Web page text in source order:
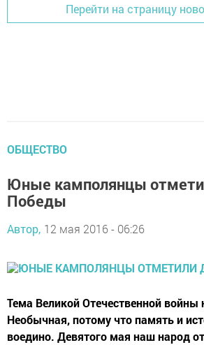
Перейти на страницу
ОБЩЕСТВО
Юные камполянцы
Победы
Автор, 12 мая 2016 - 06:26
Тема Великой Отечественной
Необычная, потому что память и
воедино. Девятого мая наш народ